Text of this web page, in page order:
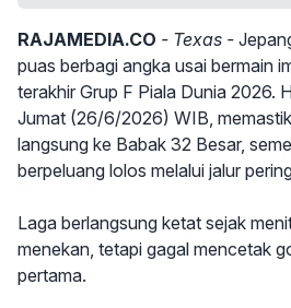
RAJAMEDIA.CO - Texas -
puas berbagi angka usai bermain
terakhir Grup F Piala Dunia 2026.
Jumat (26/6/2026) WIB,
langsung ke Babak 32 Besar,
berpeluang lolos melalui jalur
Laga berlangsung ketat sejak
menekan, tetapi gagal mencetak
pertama.